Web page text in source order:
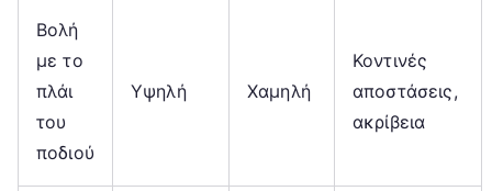
Βολή
με το
πλάι
του
ποδιού
Υψηλή Χαμηλή
Κοντινές
αποστάσεις,
ακρίβεια